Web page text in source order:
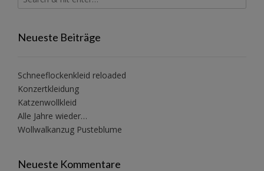
Neueste Beiträge
Schneeflockenkleid reloaded
Konzertkleidung
Katzenwollkleid
Alle Jahre wieder…
Wollwalkanzug Pusteblume
Neueste Kommentare